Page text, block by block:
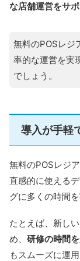
な店舗運営をサ
無料のPOSレジ
率的な運営を実
でしょう。
導入が手軽
無料のPOSレジ
直感的に使える
グに多くの時間
たとえば、新し
め、 研修の時間
もスムーズに運